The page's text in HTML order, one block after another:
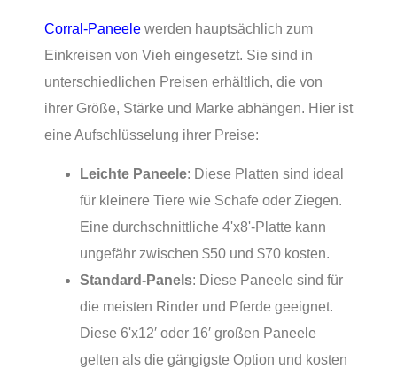
Corral-Paneele werden hauptsächlich zum
Einkreisen von Vieh eingesetzt. Sie sind in
unterschiedlichen Preisen erhältlich, die von
ihrer Größe, Stärke und Marke abhängen. Hier ist
eine Aufschlüsselung ihrer Preise:
Leichte Paneele: Diese Platten sind ideal
für kleinere Tiere wie Schafe oder Ziegen.
Eine durchschnittliche 4'x8'-Platte kann
ungefähr zwischen $50 und $70 kosten.
Standard-Panels: Diese Paneele sind für
die meisten Rinder und Pferde geeignet.
Diese 6'x12′ oder 16′ großen Paneele
gelten als die gängigste Option und kosten